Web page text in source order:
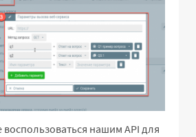
нашим API для